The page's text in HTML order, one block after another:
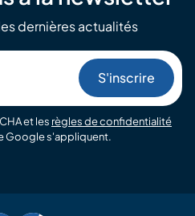
dernières actualités
et les règles de confidentialité
Google s'appliquent.